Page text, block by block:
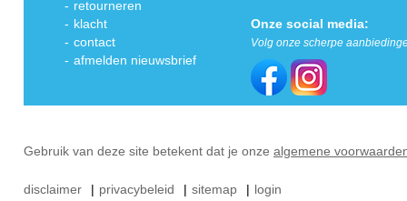
- retourneren
- klacht
- contact
- afmelden nieuwsbrief
Onze social media:
Volg onze scherpe
Gebruik van deze site betekent dat je onze algemene
disclaimer | privacybeleid | sitemap | login